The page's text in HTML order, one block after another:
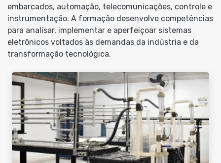
embarcados, automação, telecomunicações, controle e
instrumentação. A formação desenvolve competências
para analisar, implementar e aperfeiçoar sistemas
eletrônicos voltados às demandas da indústria e da
transformação tecnológica.